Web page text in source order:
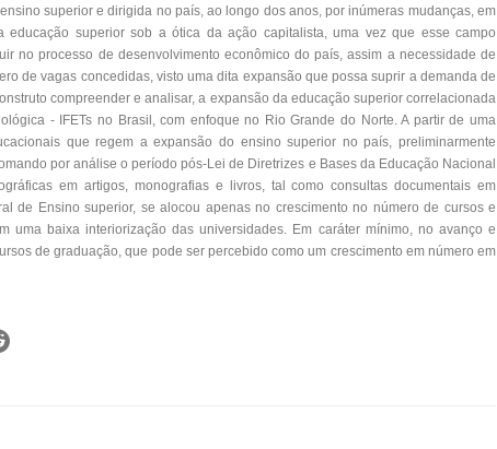
superior e dirigida no país, ao longo dos anos, por inúmeras mudanças, em
superior sob a ótica da ação capitalista, uma vez que esse campo
no processo de desenvolvimento econômico do país, assim a necessidade de
de vagas concedidas, visto uma dita expansão que possa suprir a demanda de
compreender e analisar, a expansão da educação superior correlacionada
- IFETs no Brasil, com enfoque no Rio Grande do Norte. A partir de uma
que regem a expansão do ensino superior no país, preliminarmente
por análise o período pós-Lei de Diretrizes e Bases da Educação Nacional
em artigos, monografias e livros, tal como consultas documentais em
de Ensino superior, se alocou apenas no crescimento no número de cursos e
uma baixa interiorização das universidades. Em caráter mínimo, no avanço e
de graduação, que pode ser percebido como um crescimento em número em